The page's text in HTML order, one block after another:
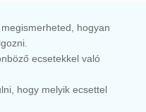
hogyan
ecsetekkel való
hogy melyik ecsettel